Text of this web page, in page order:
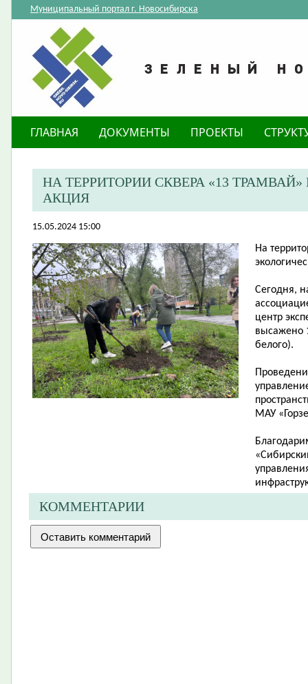
Муниципальный портал г. Новосибирска
ГЛАВНАЯ ДОКУМЕНТЫ ПРОЕКТЫ
​НА ТЕРРИТОРИИ СКВЕРА «13
АКЦИЯ
15.05.2024 15:00
​На
Сегодня,
центр
высажено
белого).
МАУ
КОММЕНТАРИИ